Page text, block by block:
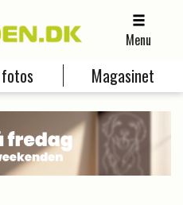
Menu
Magasinet